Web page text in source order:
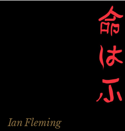
Ian Fleming